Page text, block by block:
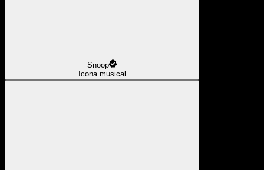
Snoop
Icona musical